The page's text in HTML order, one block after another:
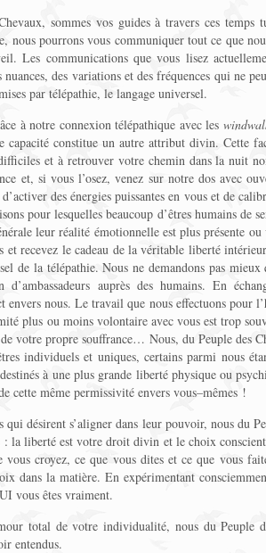
sommes vos guides à travers ces temps
nous pourrons vous communiquer tout ce que
Les communications que vous lisez
des variations et des fréquences qui ne
par télépathie, le langage universel.
à notre connexion télépathique avec les
capacité constitue un autre attribut divin. Cette
et à retrouver votre chemin dans la nuit
et, si vous l’osez, venez sur notre dos avec
des énergies puissantes en vous et de
pour lesquelles beaucoup d’êtres humains de
leur réalité émotionnelle est plus présente ou
et recevez le cadeau de la véritable liberté
de la télépathie. Nous ne demandons pas
d’ambassadeurs auprès des humains. En
envers nous. Le travail que nous effectuons pour
plus ou moins volontaire avec vous est trop
votre propre souffrance… Nous, du Peuple des
individuels et uniques, certains parmi nous
à une plus grande liberté physique ou
cette même permissivité envers vous–mêmes !
qui désirent s’aligner dans leur pouvoir, nous du
: la liberté est votre droit divin et le choix
vous croyez, ce que vous dites et ce que vous
dans la matière. En expérimentant
vous êtes vraiment.
total de votre individualité, nous du Peuple
entendus.